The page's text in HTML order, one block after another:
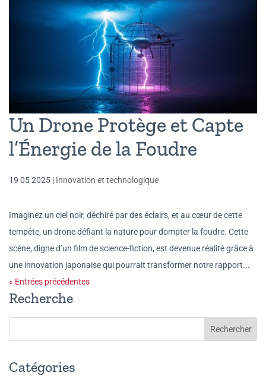
Un Drone Protège et Capte
l’Énergie de la Foudre
19 05 2025 | Innovation et technologique
Imaginez un ciel noir, déchiré par des éclairs, et au cœur de cette
tempête, un drone défiant la nature pour dompter la foudre. Cette
scène, digne d’un film de science-fiction, est devenue réalité grâce à
une innovation japonaise qui pourrait transformer notre rapport...
« Entrées précédentes
Recherche
Catégories